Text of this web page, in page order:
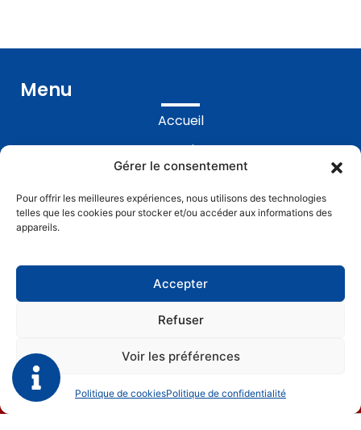
Gérer le consentement
Pour offrir les meilleures expériences, nous utilisons des technologies
telles que les cookies pour stocker et/ou accéder aux informations des
appareils.
Accepter
Refuser
Voir les préférences
Politique de cookiesPolitique de confidentialité
Menu
Accueil
Prestations
Contact
Politique de confidentialité
Plan de site